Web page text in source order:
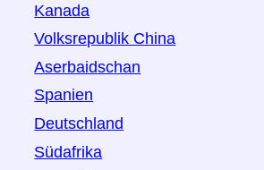
Kanada
Volksrepublik China
Aserbaidschan
Spanien
Deutschland
Südafrika